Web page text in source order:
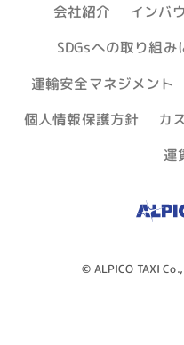
会社紹介 インバ
SDGsへの取り組み
運輸安全マネジメント
個人情報保護方針 カ
運
© ALPICO TAXI